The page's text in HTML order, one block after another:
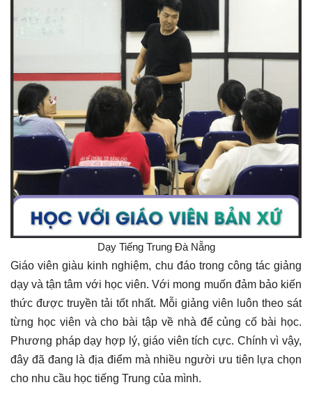
Dạy Tiếng Trung Đà Nẵng
Giáo viên giàu kinh nghiệm, chu đáo trong công tác giảng
dạy và tận tâm với học viên. Với mong muốn đảm bảo kiến
thức được truyền tải tốt nhất. Mỗi giảng viên luôn theo sát
từng học viên và cho bài tập về nhà để củng cố bài học.
Phương pháp dạy hợp lý, giáo viên tích cực. Chính vì vậy,
đây đã đang là địa điểm mà nhiều người ưu tiên lựa chọn
cho nhu cầu học tiếng Trung của mình.